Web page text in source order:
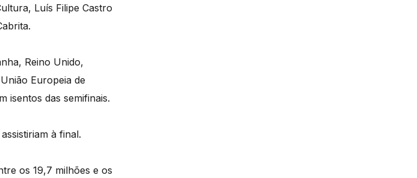
Luís Filipe Castro
Reino Unido,
Europeia de
isentos das semifinais.
à final.
os 19,7 milhões e os